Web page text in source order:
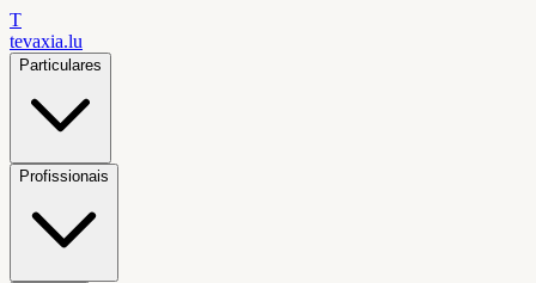
T
tevaxia.lu
Particulares
Profissionais